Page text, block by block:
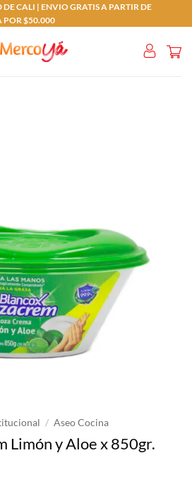
CALI | ENVIO GRATIS A PARTIR DE
POR $50.000
/ Aseo Cocina
Limón y Aloe x 850gr.